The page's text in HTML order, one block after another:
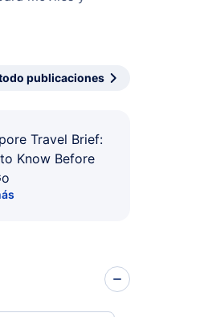
publicaciones
Travel Brief:
Know Before